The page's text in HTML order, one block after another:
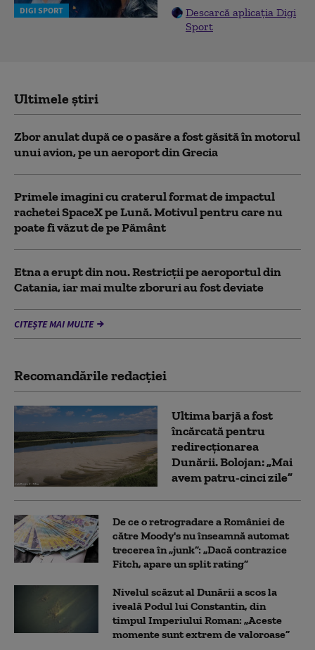
DIGI SPORT
Descarcă aplicația Digi
Sport
Ultimele știri
Zbor anulat după ce o pasăre a fost găsită în motorul
unui avion, pe un aeroport din Grecia
Primele imagini cu craterul format de impactul
rachetei SpaceX pe Lună. Motivul pentru care nu
poate fi văzut de pe Pământ
Etna a erupt din nou. Restricții pe aeroportul din
Catania, iar mai multe zboruri au fost deviate
CITEȘTE MAI MULTE
Recomandările redacţiei
Ultima barjă a fost
încărcată pentru
redirecționarea
Dunării. Bolojan: „Mai
avem patru-cinci zile”
De ce o retrogradare a României de
către Moody's nu înseamnă automat
trecerea în „junk”: „Dacă contrazice
Fitch, apare un split rating”
Nivelul scăzut al Dunării a scos la
iveală Podul lui Constantin, din
timpul Imperiului Roman: „Aceste
momente sunt extrem de valoroase”